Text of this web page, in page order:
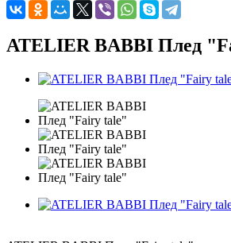
ATELIER BABBI Плед